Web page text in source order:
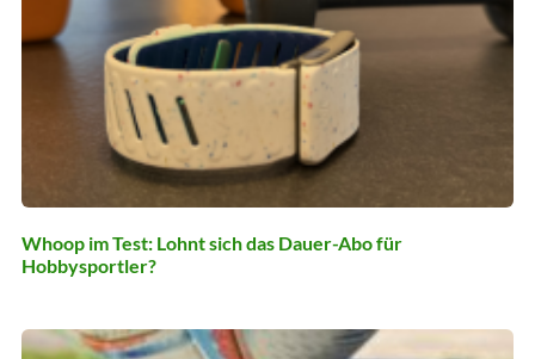
Whoop im Test: Lohnt sich das Dauer-Abo für
Hobbysportler?